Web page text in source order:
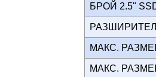
БРОЙ 2.5"
МАКС.
МАКС.